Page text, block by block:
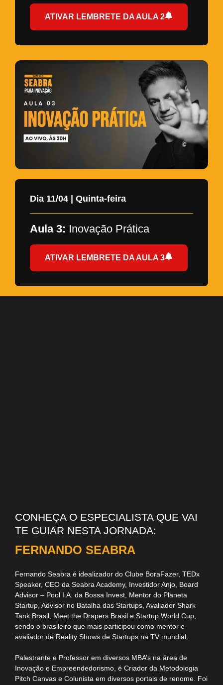
ATIVAR LEMBRETE DA AULA 2
Dia 11/04 | Quinta-feira
Aula 3: Inovação Prática
ATIVAR LEMBRETE DA AULA 3
CONHEÇA O ESPECIALISTA QUE VAI
TE GUIAR NESTA JORNADA:
FERNANDO SEABRA
Fernando Seabra é idealizador do Clube BoraFazer, TEDx
Speaker, CEO da Seabra Academy, Investidor Anjo, Board
Advisor – Pool I.A. da Bossa Invest, Mentor do Planeta
Startup, Advisor no Batalha das Startups, Avaliador Shark
Tank Brasil, Meet the Drapers Brasil e Startup World Cup,
sendo o brasileiro que mais participou como mentor e
avaliador de Reality Shows de Startups na TV mundial.
Palestrante e Professor em diversos MBA’s na área de
Inovação e Empreendedorismo, é Criador da Metodologia
Pitch Canvas e Colunista em diversos portais de renome. Foi